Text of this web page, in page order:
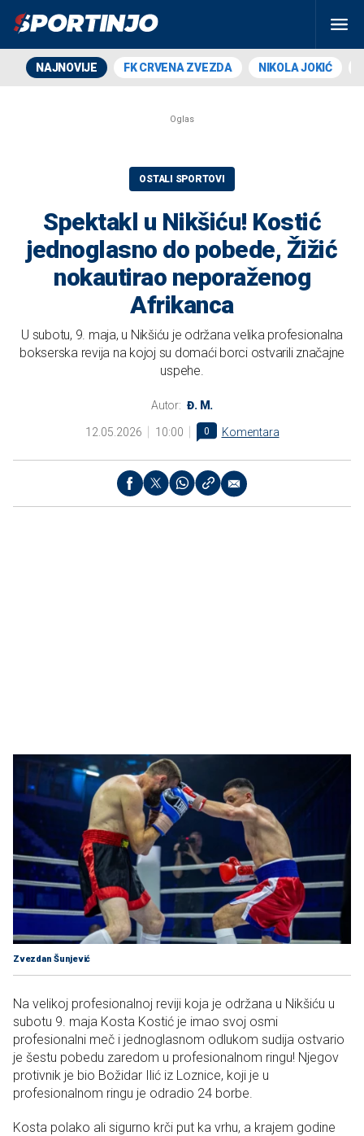
NAJNOVIJE FK CRVENA ZVEZDA NIKOLA JOKIĆ
OSTALI SPORTOVI
Spektakl u Nikšiću! Kostić
jednoglasno do pobede, Žižić
nokautirao neporaženog
Afrikanca
U subotu, 9. maja, u Nikšiću je održana velika profesionalna
bokserska revija na kojoj su domaći borci ostvarili značajne
uspehe.
Autor: Đ. M.
12.05.2026 10:00 0 Komentara
Zvezdan Šunjević
Na velikoj profesionalnoj reviji koja je održana u Nikšiću u
subotu 9. maja Kosta Kostić je imao svoj osmi
profesionalni meč i jednoglasnom odlukom sudija ostvario
je šestu pobedu zaredom u profesionalnom ringu! Njegov
protivnik je bio Božidar Ilić iz Loznice, koji je u
profesionalnom ringu je odradio 24 borbe.
Kosta polako ali sigurno krči put ka vrhu, a krajem godine